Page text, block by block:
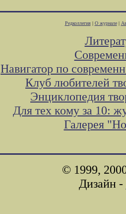
Редколлегия| О журнале|
Навигатор по
Клуб любителей
Энциклопедия
Для тех кому за 10:
Галерея
© 1999,
Дизайн -